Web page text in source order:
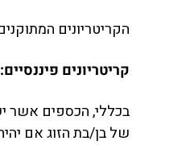
הקריטריונים המתוקנים
קריטריונים פיננסיים:
בכללי, הכספים אשר
של בן/בת הזוג אם